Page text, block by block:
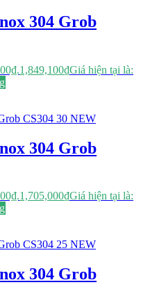
304 Grob
1,849,100₫Giá hiện tại là:
304 Grob
1,705,000₫Giá hiện tại là:
304 Grob